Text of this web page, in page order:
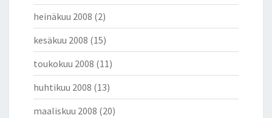
heinäkuu 2008 (2)
kesäkuu 2008 (15)
toukokuu 2008 (11)
huhtikuu 2008 (13)
maaliskuu 2008 (20)